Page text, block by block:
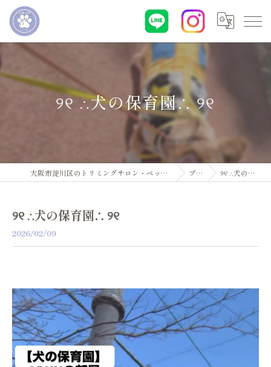
୨୧ ∴犬の保育園∴ ୨୧
大阪市淀川区のトリミングサロン・ペットサロンならDogsalon ARUN ブログ ୨୧ ∴犬の保育園∴ ୨୧
୨୧ ∴犬の保育園∴ ୨୧
2026/02/09